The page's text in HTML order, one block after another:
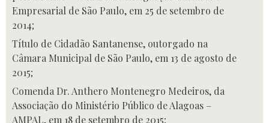
Empresarial de São Paulo, em 25 de setembro de
2014;
Título de Cidadão Santanense, outorgado na
Câmara Municipal de São Paulo, em 13 de agosto de
2015;
Comenda Dr. Anthero Montenegro Medeiros, da
Associação do Ministério Público de Alagoas –
AMPAL, em 18 de setembro de 2015;